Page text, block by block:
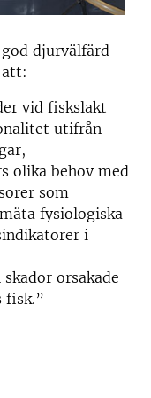
djurvälfärd
vid fiskslakt
utifrån
olika behov med
som
fysiologiska
i
orsakade
fisk.”